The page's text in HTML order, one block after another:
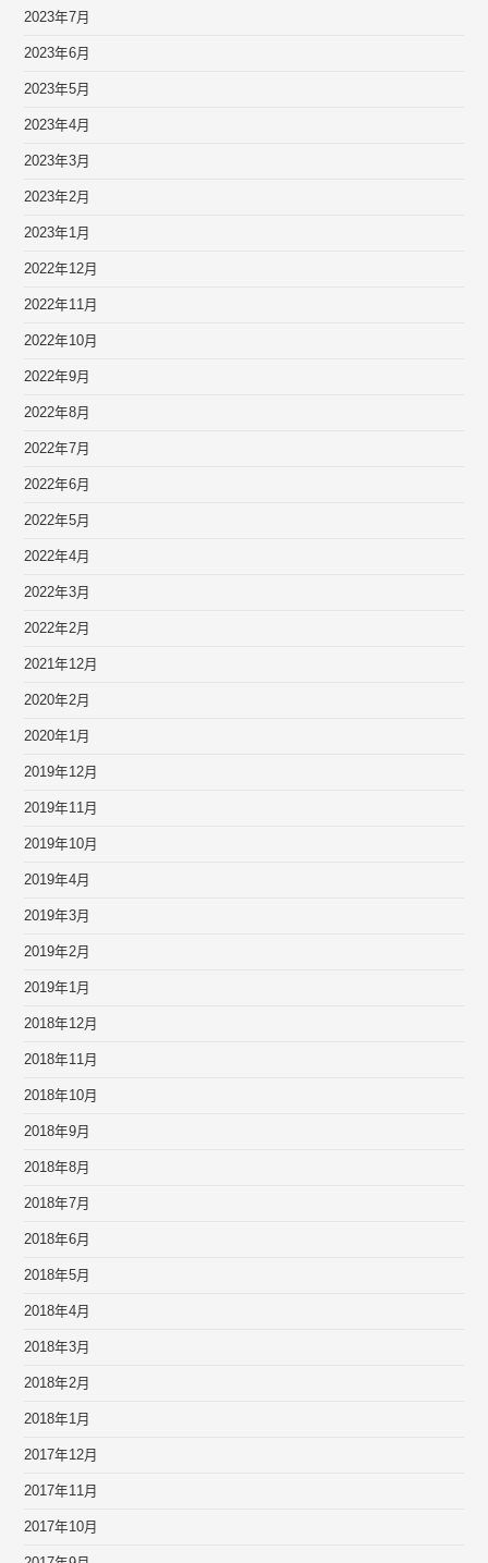
2023年7月
2023年6月
2023年5月
2023年4月
2023年3月
2023年2月
2023年1月
2022年12月
2022年11月
2022年10月
2022年9月
2022年8月
2022年7月
2022年6月
2022年5月
2022年4月
2022年3月
2022年2月
2021年12月
2020年2月
2020年1月
2019年12月
2019年11月
2019年10月
2019年4月
2019年3月
2019年2月
2019年1月
2018年12月
2018年11月
2018年10月
2018年9月
2018年8月
2018年7月
2018年6月
2018年5月
2018年4月
2018年3月
2018年2月
2018年1月
2017年12月
2017年11月
2017年10月